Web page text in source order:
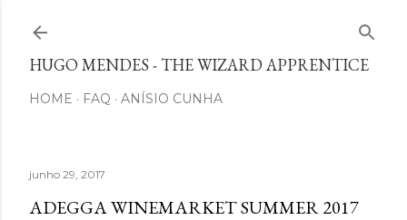
HUGO MENDES - THE WIZARD APPRENTICE
HOME FAQ ANÍSIO CUNHA
junho 29, 2017
ADEGGA WINEMARKET SUMMER 2017